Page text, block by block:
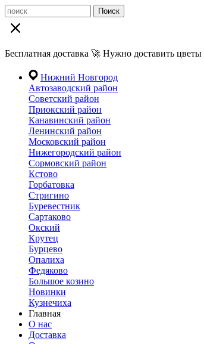
Поиск
Бесплатная доставка 🚀 Нужно доставить
Нижний Новгород
Автозаводский район
Советский район
Приокский район
Канавинский район
Ленинский район
Московский район
Нижегородский район
Сормовский район
Кстово
Горбатовка
Стригино
Буревестник
Сартаково
Окский
Крутец
Бурцево
Опалиха
Федяково
Большое козино
Новинки
Кузнечиха
Главная
О нас
Доставка